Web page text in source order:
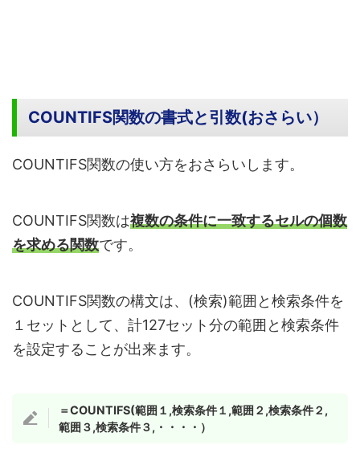
COUNTIFS関数の書式と引数(おさらい）
COUNTIFS関数の使い方をおさらいします。
COUNTIFS関数は複数の条件に一致するセルの個数
を求める関数です。
COUNTIFS関数の構文は、(検索)範囲と検索条件を
１セットとして、計127セット分の範囲と検索条件
を設定することが出来ます。
＝COUNTIFS(範囲１,検索条件１,範囲２,検索条件２,
範囲３,検索条件３, ・・・・ ）